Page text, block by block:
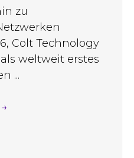
zu
Colt Technology
weltweit erstes
...
→